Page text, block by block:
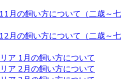
を持ちあわせるので、しっか
。 飼い主がリーダーだという
を構築したうえで信頼関係を
のテリトリーをしっかりと守ろ
適しています。吠え癖を持っ
正できるので心配はいりませ
リアについてお悩みの際は、
月の飼い方について（二歳～七
月の飼い方について（二歳～七
ア 1月の飼い方について
ア 2月の飼い方について